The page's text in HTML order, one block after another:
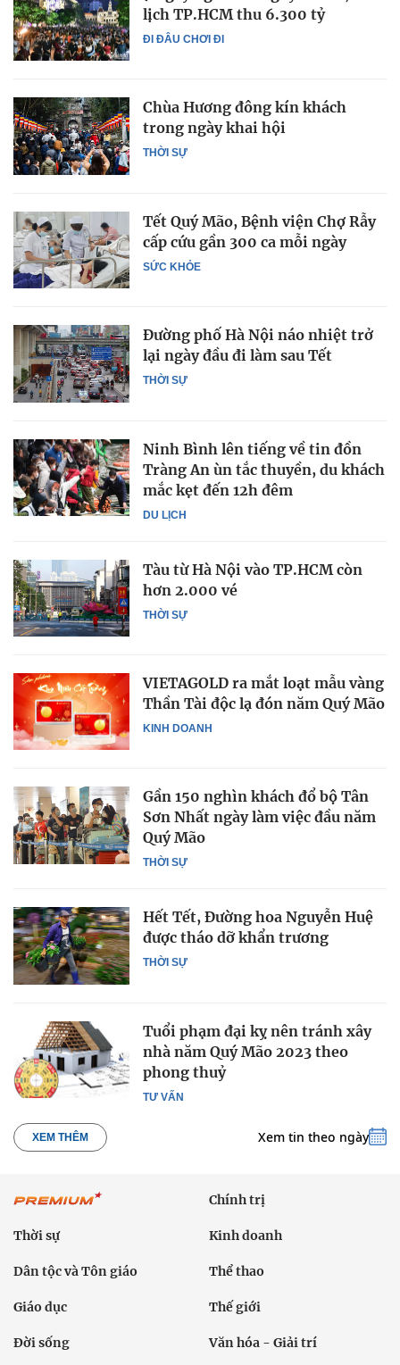
ĐI ĐÂU CHƠI ĐI
lịch TP.HCM thu 6.300 tỷ
THỜI SỰ
Chùa Hương đông kín khách
trong ngày khai hội
SỨC KHỎE
Tết Quý Mão, Bệnh viện Chợ Rẫy
cấp cứu gần 300 ca mỗi ngày
THỜI SỰ
Đường phố Hà Nội náo nhiệt trở
lại ngày đầu đi làm sau Tết
DU LỊCH
Ninh Bình lên tiếng về tin đồn
Tràng An ùn tắc thuyền, du khách
mắc kẹt đến 12h đêm
THỜI SỰ
Tàu từ Hà Nội vào TP.HCM còn
hơn 2.000 vé
KINH DOANH
VIETAGOLD ra mắt loạt mẫu vàng
Thần Tài độc lạ đón năm Quý Mão
THỜI SỰ
Gần 150 nghìn khách đổ bộ Tân
Sơn Nhất ngày làm việc đầu năm
Quý Mão
THỜI SỰ
Hết Tết, Đường hoa Nguyễn Huệ
được tháo dỡ khẩn trương
TƯ VẤN
Tuổi phạm đại kỵ nên tránh xây
nhà năm Quý Mão 2023 theo
phong thuỷ
XEM THÊM Xem tin theo ngày
Chính trị
Thời sự Kinh doanh
Dân tộc và Tôn giáo Thể thao
Giáo dục Thế giới
Đời sống Văn hóa - Giải trí